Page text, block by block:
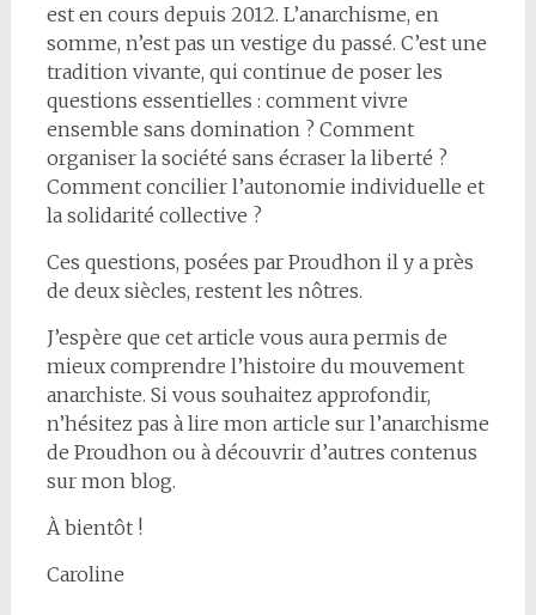
est en cours depuis 2012. L’anarchisme, en
somme, n’est pas un vestige du passé. C’est une
tradition vivante, qui continue de poser les
questions essentielles : comment vivre
ensemble sans domination ? Comment
organiser la société sans écraser la liberté ?
Comment concilier l’autonomie individuelle et
la solidarité collective ?
Ces questions, posées par Proudhon il y a près
de deux siècles, restent les nôtres.
J’espère que cet article vous aura permis de
mieux comprendre l’histoire du mouvement
anarchiste. Si vous souhaitez approfondir,
n’hésitez pas à lire mon article sur l’anarchisme
de Proudhon ou à découvrir d’autres contenus
sur mon blog.
À bientôt !
Caroline